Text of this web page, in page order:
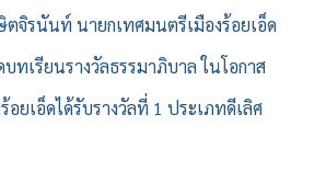
ตจิรนันท์ นายกเทศมนตรีเมืองร้อยเอ็ด
ทเรียนรางวัลธรรมาภิบาล ในโอกาส
อยเอ็ดได้รับรางวัลที่ 1 ประเภทดีเลิศ